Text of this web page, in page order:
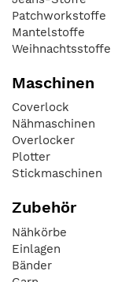
Patchworkstoffe
Mantelstoffe
Weihnachtsstoffe
Maschinen
Coverlock
Nähmaschinen
Overlocker
Plotter
Stickmaschinen
Zubehör
Nähkörbe
Einlagen
Bänder